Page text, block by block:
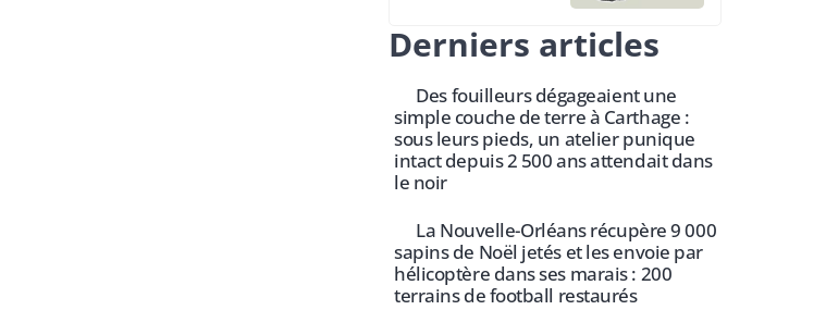
Derniers articles
Des fouilleurs dégageaient une
simple couche de terre à Carthage :
sous leurs pieds, un atelier punique
intact depuis 2 500 ans attendait dans
le noir
La Nouvelle-Orléans récupère 9 000
sapins de Noël jetés et les envoie par
hélicoptère dans ses marais : 200
terrains de football restaurés